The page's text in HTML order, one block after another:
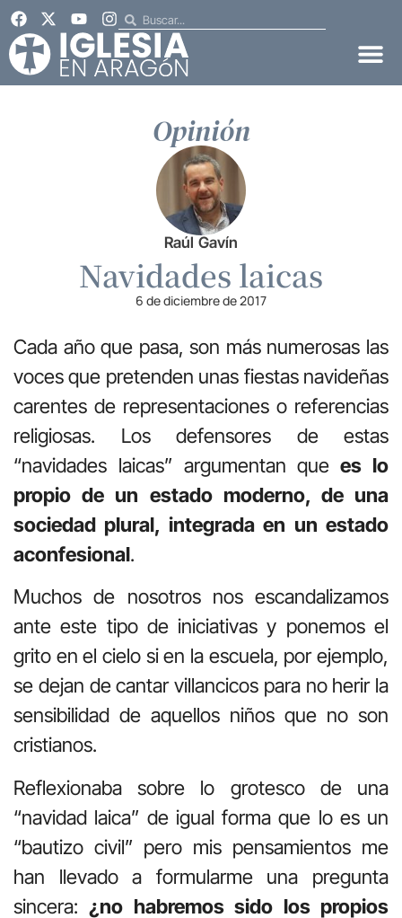
Opinión
Raúl Gavín
Navidades laicas
6 de diciembre de 2017
Cada año que pasa, son más numerosas las
voces que pretenden unas fiestas navideñas
carentes de representaciones o referencias
religiosas. Los defensores de estas
“navidades laicas” argumentan que es lo
propio de un estado moderno, de una
sociedad plural, integrada en un estado
aconfesional.
Muchos de nosotros nos escandalizamos
ante este tipo de iniciativas y ponemos el
grito en el cielo si en la escuela, por ejemplo,
se dejan de cantar villancicos para no herir la
sensibilidad de aquellos niños que no son
cristianos.
Reflexionaba sobre lo grotesco de una
“navidad laica” de igual forma que lo es un
“bautizo civil” pero mis pensamientos me
han llevado a formularme una pregunta
sincera: ¿no habremos sido los propios